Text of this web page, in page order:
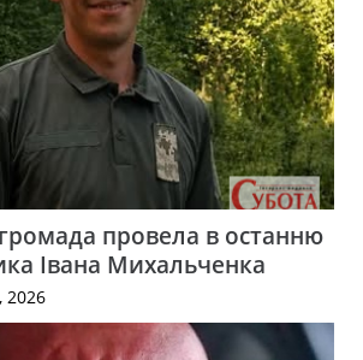
провела в останню
Івана Михальченка
2026